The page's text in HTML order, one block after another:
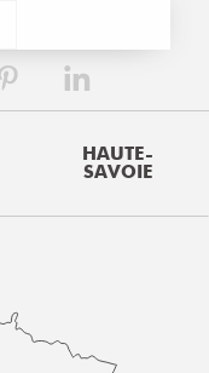
HAUTE-
SAVOIE